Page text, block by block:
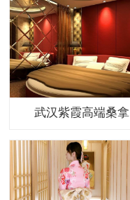
武汉紫霞高端桑拿